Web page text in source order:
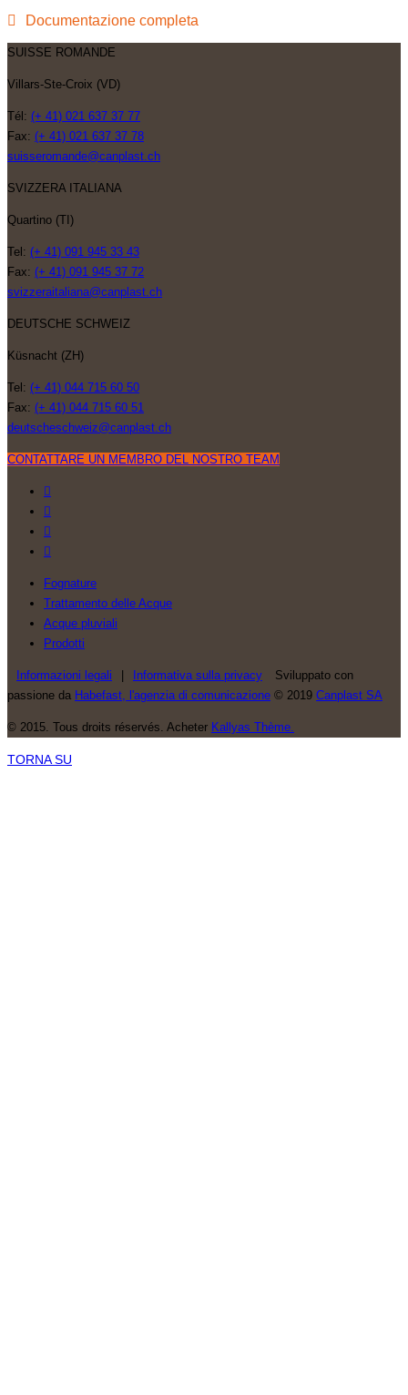
Documentazione completa
SUISSE ROMANDE
Villars-Ste-Croix (VD)
Tél: (+ 41) 021 637 37 77
Fax: (+ 41) 021 637 37 78
suisseromande@canplast.ch
SVIZZERA ITALIANA
Quartino (TI)
Tel: (+ 41) 091 945 33 43
Fax: (+ 41) 091 945 37 72
svizzeraitaliana@canplast.ch
DEUTSCHE SCHWEIZ
Küsnacht (ZH)
Tel: (+ 41) 044 715 60 50
Fax: (+ 41) 044 715 60 51
deutscheschweiz@canplast.ch
CONTATTARE UN MEMBRO DEL NOSTRO TEAM
Fognature
Trattamento delle Acque
Acque pluviali
Prodotti
Informazioni legali Informativa sulla privacy
Sviluppato con
passione da Habefast, l'agenzia di comunicazione © 2019 Canplast SA
© 2015. Tous droits réservés. Acheter Kallyas Thème.
TORNA SU